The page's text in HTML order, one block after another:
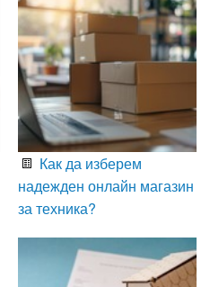
Как да изберем
надежден онлайн магазин
за техника?